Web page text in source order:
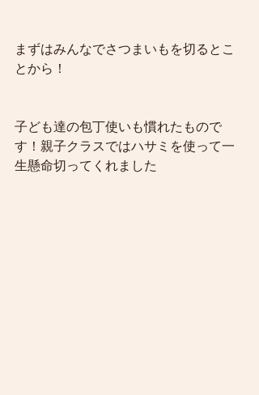
まずはみんなでさつまいもを切るとこ
とから！
子ども達の包丁使いも慣れたもので
す！親子クラスではハサミを使って一
生懸命切ってくれました